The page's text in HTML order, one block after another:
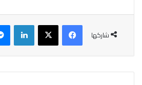
شاركها
فيسبوك‫X